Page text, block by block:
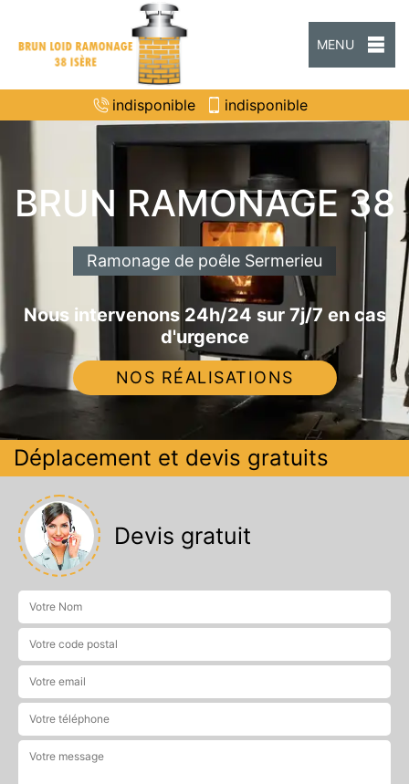
MENU
indisponible indisponible
BRUN RAMONAGE 38
Ramonage de poêle Sermerieu
Nous intervenons 24h/24 sur 7j/7 en cas
d'urgence
NOS RÉALISATIONS
Déplacement et devis gratuits
Devis gratuit